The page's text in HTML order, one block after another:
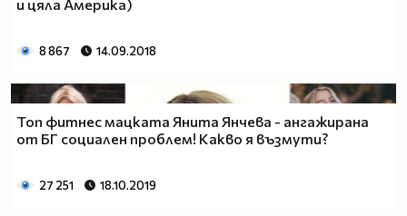
и цяла Америка)
8 867 14.09.2018
Топ фитнес мацката Янита Янчева - ангажирана
от БГ социален проблем! Какво я възмути?
27 251 18.10.2019